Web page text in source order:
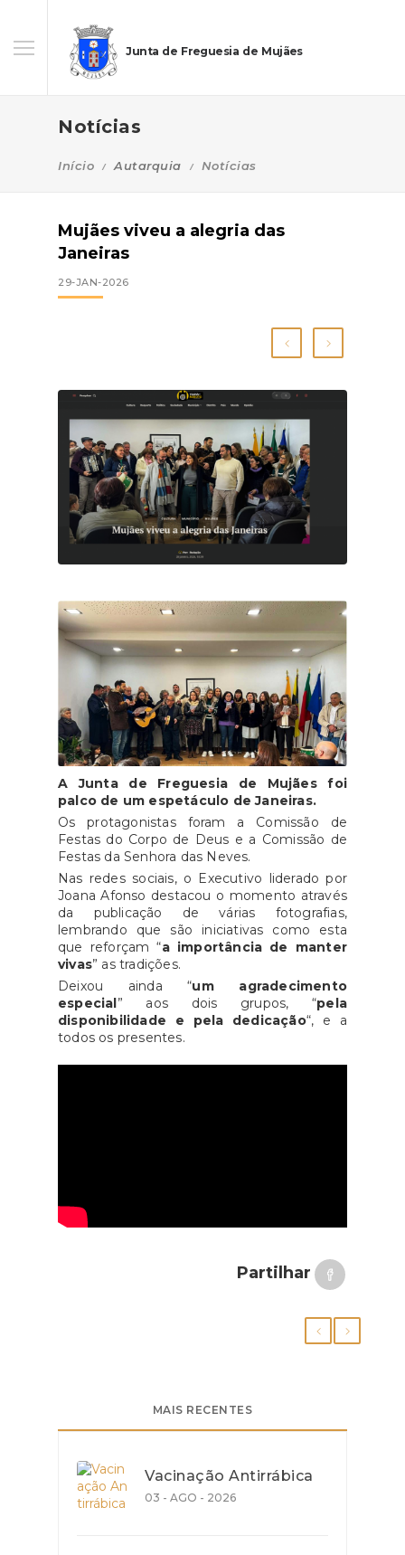
Junta de Freguesia de Mujães
Notícias
Início Autarquia Notícias
Mujães viveu a alegria das
Janeiras
29-JAN-2026
A Junta de Freguesia de Mujães foi
palco de um espetáculo de Janeiras.
Os protagonistas foram a Comissão de
Festas do Corpo de Deus e a Comissão de
Festas da Senhora das Neves.
Nas redes sociais, o Executivo liderado por
Joana Afonso destacou o momento através
da publicação de várias fotografias,
lembrando que são iniciativas como esta
que reforçam “a importância de manter
vivas” as tradições.
Deixou ainda “um agradecimento
especial” aos dois grupos, “pela
disponibilidade e pela dedicação“, e a
todos os presentes.
Partilhar
MAIS RECENTES
Vacinação Antirrábica
03 - AGO - 2026